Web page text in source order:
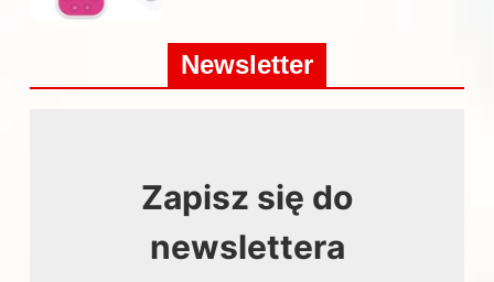
Newsletter
Zapisz się do
newslettera